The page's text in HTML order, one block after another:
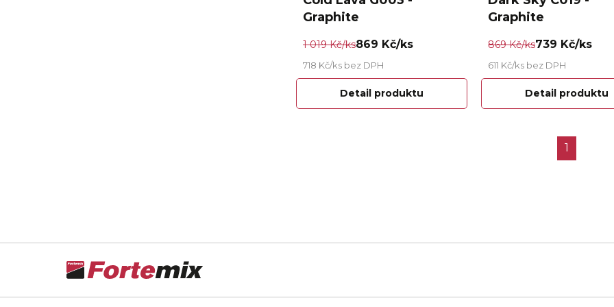
Graphite
1 019 Kč/ks869 Kč/ks
718 Kč/ks bez DPH
Detail produktu
Graphite
869 Kč/ks739 Kč/ks
611 Kč/ks bez DPH
Detail produktu
1